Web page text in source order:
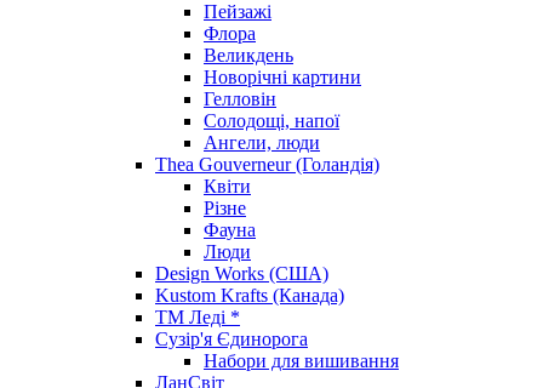
Пейзажі
Флора
Великдень
Новорічні картини
Гелловін
Солодощі, напої
Ангели, люди
Thea Gouverneur (Голандія)
Квіти
Різне
Фауна
Люди
Design Works (США)
Kustom Krafts (Канада)
ТМ Леді *
Сузір'я Єдинорога
Набори для вишивання
ЛанСвіт